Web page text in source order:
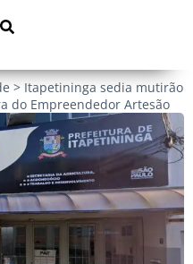
> Itapetininga sedia mutirão
do Empreendedor Artesão